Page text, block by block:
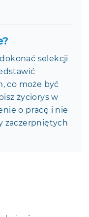
selekcji
co może być
życiorys w
o pracę i nie
zaczerpniętych